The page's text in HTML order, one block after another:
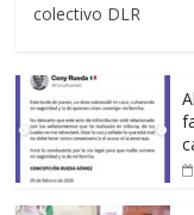
colectivo DLR